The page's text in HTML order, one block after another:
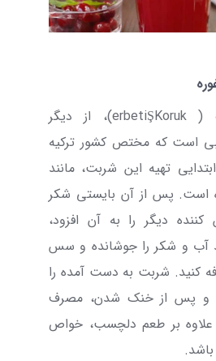
(
Koruk
Ş
erbeti)، از دیگر
است که مختص کشور ترکیه
تهیه این شربت، مانند
است. پس از آن بایستی شکر
دیگر را به آن افزود،
آب و شکر را جوشانده و سس
کنید. شربت به دست آمده را
و پس از خنک شدن، مصرف
علاوه بر طعم دلچسب، خواص
باشد.